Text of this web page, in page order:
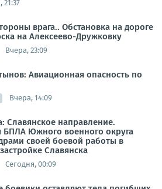
21:37
врага.. Обстановка на дороге
на Алексеево-Дружковку
Вчера, 23:09
Авиационная опасность по
Вчера, 14:09
Славянское направление.
БПЛА Южного военного округа
своей боевой работы в
Славянска
Сегодня, 00:09